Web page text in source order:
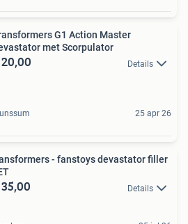
G1 Action Master
met Scorpulator
Details
25 apr 26
- fanstoys devastator filler
Details